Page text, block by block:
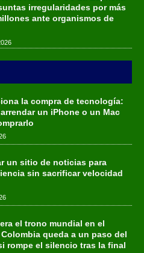
irregularidades por más
ante organismos de
la compra de tecnología:
un iPhone o un Mac
un sitio de noticias para
sin sacrificar velocidad
el trono mundial en el
queda a un paso del
rompe el silencio tras la final